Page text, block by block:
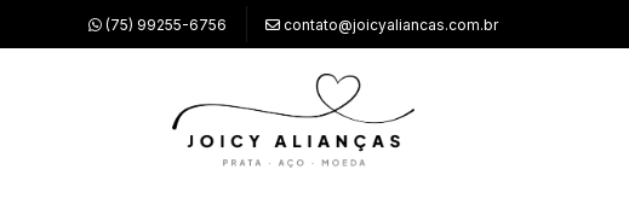
(75) 99255-6756 contato@joicyaliancas.com.br